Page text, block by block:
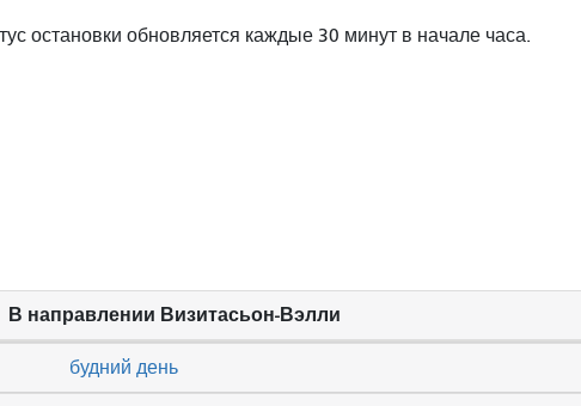
остановки обновляется каждые 30 минут в начале часа.
В направлении Визитасьон-Вэлли
будний день